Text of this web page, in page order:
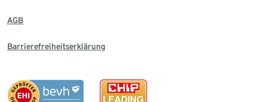
AGB
Barrierefreiheitserklärung